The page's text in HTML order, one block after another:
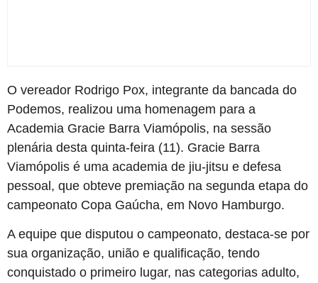
O vereador Rodrigo Pox, integrante da bancada do
Podemos, realizou uma homenagem para a
Academia Gracie Barra Viamópolis, na sessão
plenária desta quinta-feira (11). Gracie Barra
Viamópolis é uma academia de jiu-jitsu e defesa
pessoal, que obteve premiação na segunda etapa do
campeonato Copa Gaúcha, em Novo Hamburgo.
A equipe que disputou o campeonato, destaca-se por
sua organização, união e qualificação, tendo
conquistado o primeiro lugar, nas categorias adulto,